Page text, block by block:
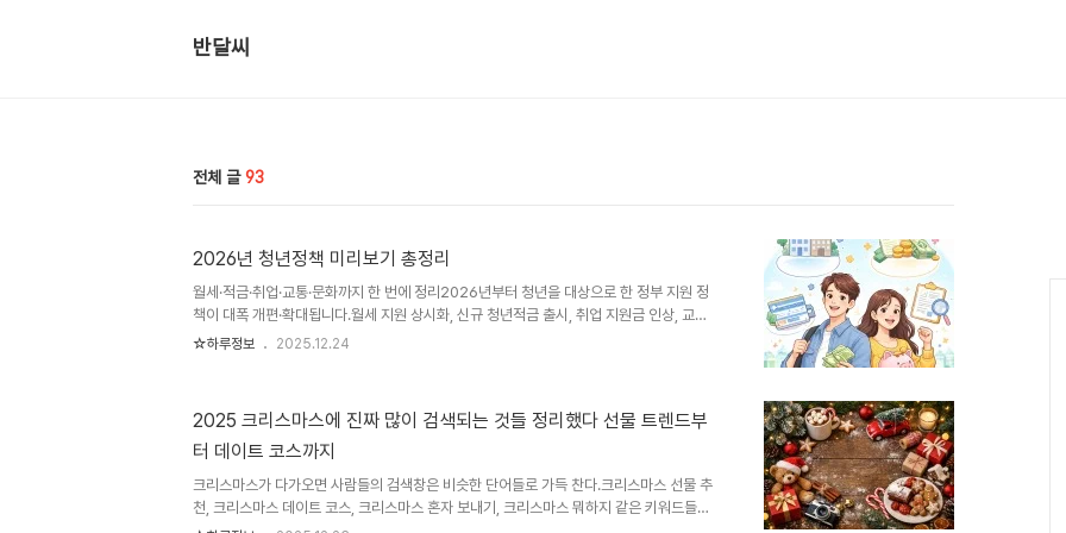
반달씨
전체 글 93
2026년 청년정책 미리보기 총정리
월세·적금·취업·교통·문화까지 한 번에 정리2026년부터 청년을 대상으로 한 정부 지원 정
책이 대폭 개편·확대됩니다.월세 지원 상시화, 신규 청년적금 출시, 취업 지원금 인상, 교통
비 환급 강화까지 실질적으로 체감 가능한 정책 위주로 정리했습니다.2026년 청년 월세
원)20만원 × 24개월 (480만원)지원 기간한시 모집연중 상시 신청🎯 지원 대상구분조건
연령만 19세 ~ 34세주거무주택 청년 가구소득별도 공지 예정💰 지원 내용구분내용월..
☆하루정보 2025.12.24
2025 크리스마스에 진짜 많이 검색되는 것들 정리했다 선물 트렌드부
터 데이트 코스까지
크리스마스가 다가오면 사람들의 검색창은 비슷한 단어들로 가득 찬다.크리스마스 선물 추
천, 크리스마스 데이트 코스, 크리스마스 혼자 보내기, 크리스마스 뭐하지 같은 키워드들이